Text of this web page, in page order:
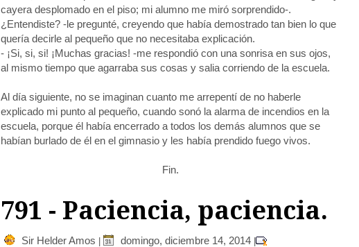
cayera desplomado en el piso; mi alumno me miró sorprendido-.
¿Entendiste? -le pregunté, creyendo que había demostrado tan bien lo que
quería decirle al pequeño que no necesitaba explicación.
- ¡Si, si, si! ¡Muchas gracias! -me respondió con una sonrisa en sus ojos,
al mismo tiempo que agarraba sus cosas y salia corriendo de la escuela.
Al día siguiente, no se imaginan cuanto me arrepentí de no haberle
explicado mi punto al pequeño, cuando sonó la alarma de incendios en la
escuela, porque él había encerrado a todos los demás alumnos que se
habían burlado de él en el gimnasio y les había prendido fuego vivos.
Fin.
791 - Paciencia, paciencia.
Sir Helder Amos domingo, diciembre 14, 2014